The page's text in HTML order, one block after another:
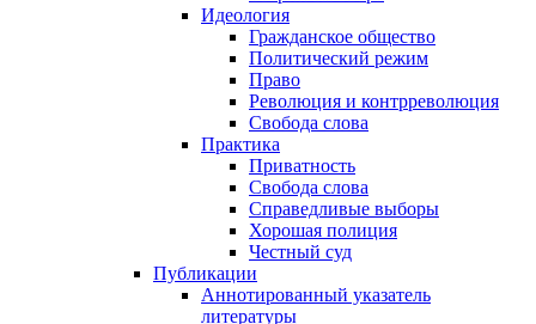
Идеология
Гражданское общество
Политический режим
Право
Революция и контрреволюция
Свобода слова
Практика
Приватность
Свобода слова
Справедливые выборы
Хорошая полиция
Честный суд
Публикации
Аннотированный указатель
литературы